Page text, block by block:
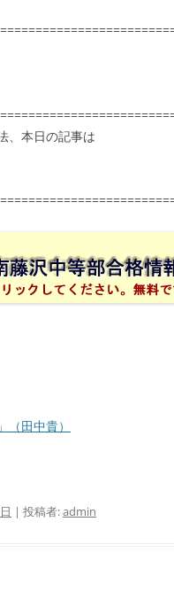
、本日の記事は
田中貴）
| 投稿者:admin